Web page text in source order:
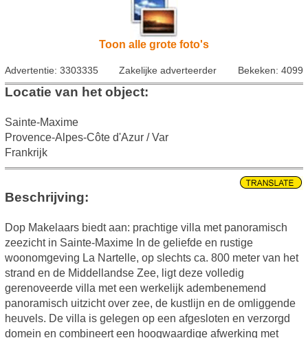
Toon alle grote foto's
Advertentie: 3303335 Zakelijke adverteerder Bekeken: 4099
Locatie van het object:
Sainte-Maxime
Provence-Alpes-Côte d'Azur / Var
Frankrijk
Beschrijving:
Dop Makelaars biedt aan: prachtige villa met panoramisch
zeezicht in Sainte-Maxime In de geliefde en rustige
woonomgeving La Nartelle, op slechts ca. 800 meter van het
strand en de Middellandse Zee, ligt deze volledig
gerenoveerde villa met een werkelijk adembenemend
panoramisch uitzicht over zee, de kustlijn en de omliggende
heuvels. De villa is gelegen op een afgesloten en verzorgd
domein en combineert een hoogwaardige afwerking met